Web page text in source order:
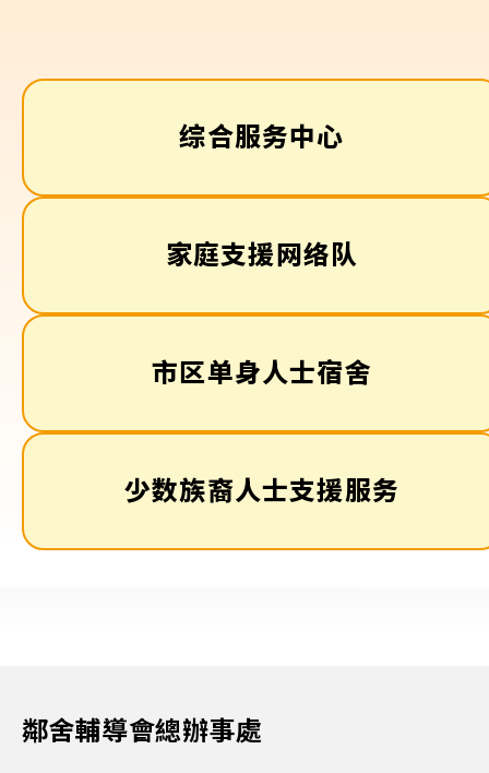
综合服务中心
家庭支援网络队
市区单身人士宿舍
少数族裔人士支援服务
鄰舍輔導會總辦事處